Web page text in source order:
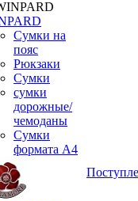
Сумки на
пояс
Рюкзаки
Сумки
сумки
дорожные/
чемоданы
Сумки
формата А4